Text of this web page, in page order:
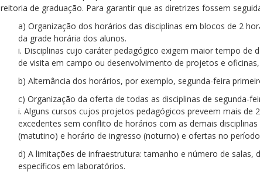
reitoria de graduação. Para garantir que as diretrizes fossem
a) Organização dos horários das disciplinas em blocos de 2
da grade horária dos alunos.
i. Disciplinas cujo caráter pedagógico exigem maior tempo de
de visita em campo ou desenvolvimento de projetos e
b) Alternância dos horários, por exemplo, segunda-feira
c) Organização da oferta de todas as disciplinas de segunda-
i. Alguns cursos cujos projetos pedagógicos preveem mais
excedentes sem conflito de horários com as demais
(matutino) e horário de ingresso (noturno) e ofertas no
d) A limitações de infraestrutura: tamanho e número de
específicos em laboratórios.